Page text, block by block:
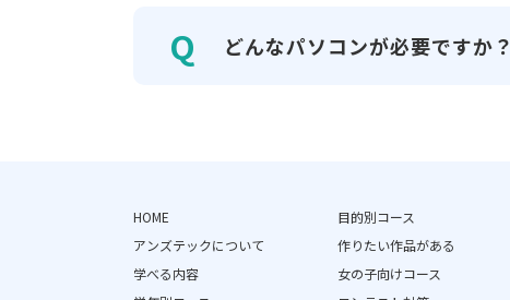
どんなパソコンが必要ですか？
HOME
アンズテックについて
学べる内容
目的別コース
作りたい作品がある
女の子向けコース